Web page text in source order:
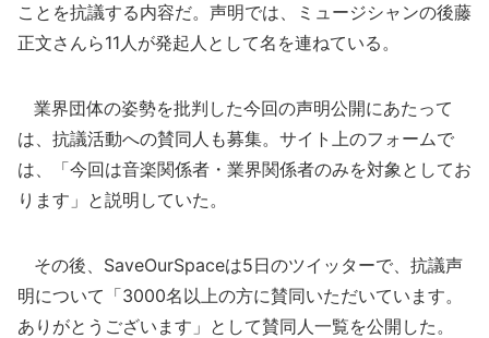
ことを抗議する内容だ。声明では、ミュージシャンの後藤
正文さんら11人が発起人として名を連ねている。
業界団体の姿勢を批判した今回の声明公開にあたって
は、抗議活動への賛同人も募集。サイト上のフォームで
は、「今回は音楽関係者・業界関係者のみを対象としてお
ります」と説明していた。
その後、SaveOurSpaceは5日のツイッターで、抗議声
明について「3000名以上の方に賛同いただいています。
ありがとうございます」として賛同人一覧を公開した。